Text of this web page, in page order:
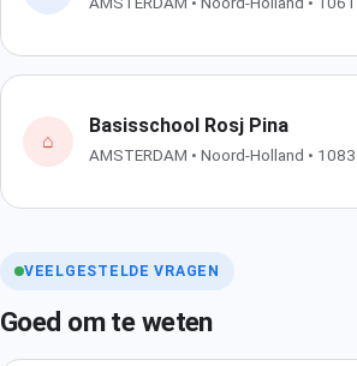
⌂
Basisschool Rosj Pina
AMSTERDAM • Noord-Holland • 1083
VEELGESTELDE VRAGEN
Goed om te weten